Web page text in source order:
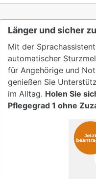
Länger und sicher
Mit der
automatischer
für Angehörige und
genießen Sie
im Alltag. Holen Sie
Pflegegrad 1 ohne